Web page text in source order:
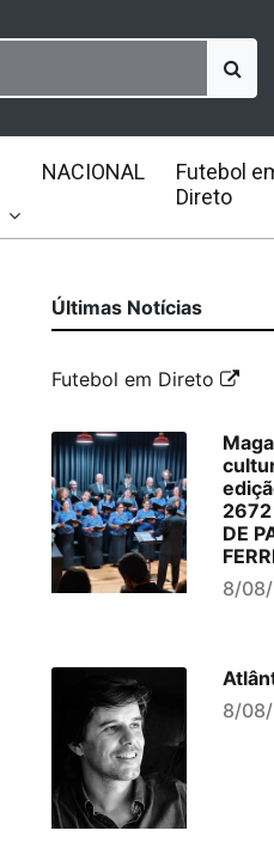
NACIONAL
Futebol
Direto
Últimas Notícias
Futebol em Direto
2672
DE
8/
8/